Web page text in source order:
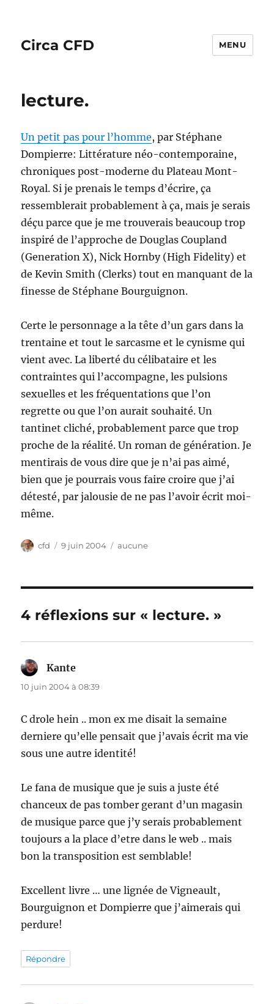
Circa CFD MENU
lecture.
Un petit pas pour l’homme, par Stéphane
Dompierre: Littérature néo-contemporaine,
chroniques post-moderne du Plateau Mont-
Royal. Si je prenais le temps d’écrire, ça
ressemblerait probablement à ça, mais je serais
déçu parce que je me trouverais beaucoup trop
inspiré de l’approche de Douglas Coupland
(Generation X), Nick Hornby (High Fidelity) et
de Kevin Smith (Clerks) tout en manquant de la
finesse de Stéphane Bourguignon.
Certe le personnage a la tête d’un gars dans la
trentaine et tout le sarcasme et le cynisme qui
vient avec. La liberté du célibataire et les
contraintes qui l’accompagne, les pulsions
sexuelles et les fréquentations que l’on
regrette ou que l’on aurait souhaité. Un
tantinet cliché, probablement parce que trop
proche de la réalité. Un roman de génération. Je
mentirais de vous dire que je n’ai pas aimé,
bien que je pourrais vous faire croire que j’ai
détesté, par jalousie de ne pas l’avoir écrit moi-
même.
Auteur
cfd
Publié
9 juin 2004 Catégories
aucune
4 réflexions sur « lecture. »
Kante
10 juin 2004 à 08:39
C drole hein .. mon ex me disait la semaine
derniere qu’elle pensait que j’avais écrit ma vie
sous une autre identité!
Le fana de musique que je suis a juste été
chanceux de pas tomber gerant d’un magasin
de musique parce que j’y serais probablement
toujours a la place d’etre dans le web .. mais
bon la transposition est semblable!
Excellent livre … une lignée de Vigneault,
Bourguignon et Dompierre que j’aimerais qui
perdure!
Répondre